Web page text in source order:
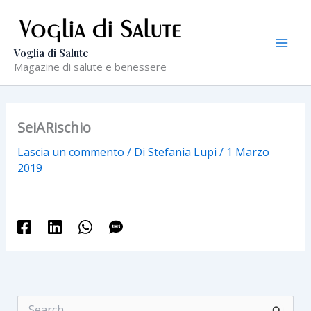
contenuto
Voglia di Salute
Magazine di salute e benessere
SeiARischio
Lascia un commento / Di Stefania Lupi / 1 Marzo
2019